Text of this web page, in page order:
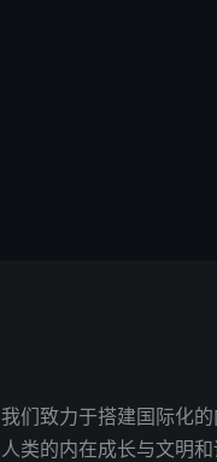
我们致力于搭建国际化
人类的内在成长与文明